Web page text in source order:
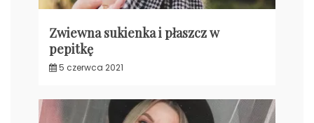
Zwiewna sukienka i płaszcz w
pepitkę
5 czerwca 2021